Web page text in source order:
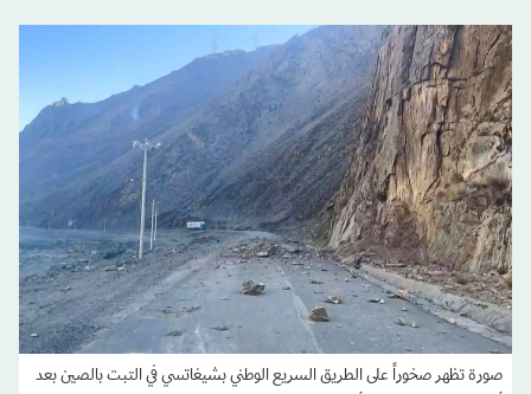
صورة تظهر صخوراً على الطريق السريع الوطني بشيغاتسي في التبت بالصين بعد